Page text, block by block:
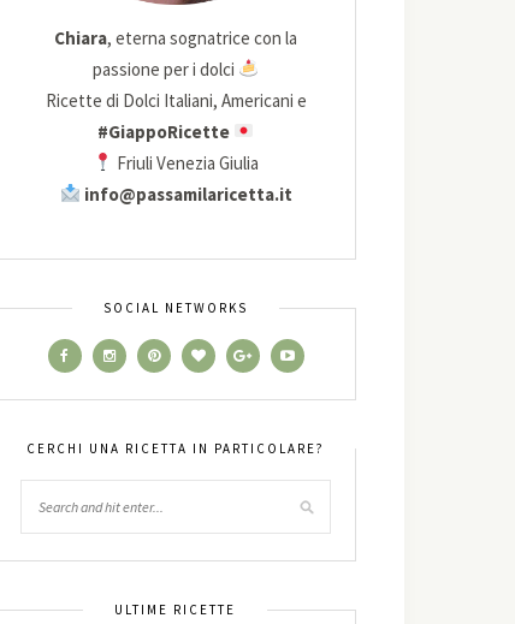
Chiara, eterna sognatrice con la
passione per i dolci
Ricette di Dolci Italiani, Americani e
#GiappoRicette
Friuli Venezia Giulia
info@passamilaricetta.it
SOCIAL NETWORKS
CERCHI UNA RICETTA IN PARTICOLARE?
ULTIME RICETTE